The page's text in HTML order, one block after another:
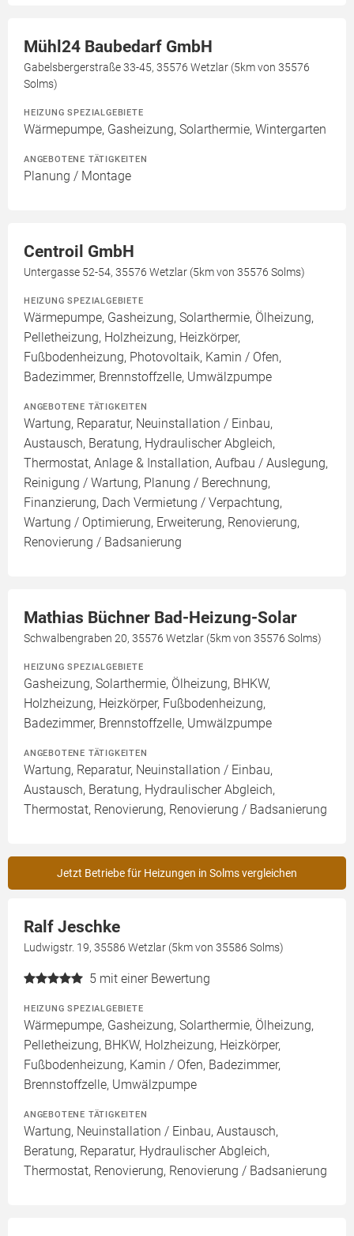
Mühl24 Baubedarf GmbH
Gabelsbergerstraße 33-45, 35576 Wetzlar (5km von 35576
Solms)
HEIZUNG SPEZIALGEBIETE
Wärmepumpe, Gasheizung, Solarthermie, Wintergarten
ANGEBOTENE TÄTIGKEITEN
Planung / Montage
Centroil GmbH
Untergasse 52-54, 35576 Wetzlar (5km von 35576 Solms)
HEIZUNG SPEZIALGEBIETE
Wärmepumpe, Gasheizung, Solarthermie, Ölheizung,
Pelletheizung, Holzheizung, Heizkörper,
Fußbodenheizung, Photovoltaik, Kamin / Ofen,
Badezimmer, Brennstoffzelle, Umwälzpumpe
ANGEBOTENE TÄTIGKEITEN
Wartung, Reparatur, Neuinstallation / Einbau,
Austausch, Beratung, Hydraulischer Abgleich,
Thermostat, Anlage & Installation, Aufbau / Auslegung,
Reinigung / Wartung, Planung / Berechnung,
Finanzierung, Dach Vermietung / Verpachtung,
Wartung / Optimierung, Erweiterung, Renovierung,
Renovierung / Badsanierung
Mathias Büchner Bad-Heizung-Solar
Schwalbengraben 20, 35576 Wetzlar (5km von 35576 Solms)
HEIZUNG SPEZIALGEBIETE
Gasheizung, Solarthermie, Ölheizung, BHKW,
Holzheizung, Heizkörper, Fußbodenheizung,
Badezimmer, Brennstoffzelle, Umwälzpumpe
ANGEBOTENE TÄTIGKEITEN
Wartung, Reparatur, Neuinstallation / Einbau,
Austausch, Beratung, Hydraulischer Abgleich,
Thermostat, Renovierung, Renovierung / Badsanierung
Jetzt Betriebe für Heizungen in Solms vergleichen
Ralf Jeschke
Ludwigstr. 19, 35586 Wetzlar (5km von 35586 Solms)
5 mit einer Bewertung
HEIZUNG SPEZIALGEBIETE
Wärmepumpe, Gasheizung, Solarthermie, Ölheizung,
Pelletheizung, BHKW, Holzheizung, Heizkörper,
Fußbodenheizung, Kamin / Ofen, Badezimmer,
Brennstoffzelle, Umwälzpumpe
ANGEBOTENE TÄTIGKEITEN
Wartung, Neuinstallation / Einbau, Austausch,
Beratung, Reparatur, Hydraulischer Abgleich,
Thermostat, Renovierung, Renovierung / Badsanierung